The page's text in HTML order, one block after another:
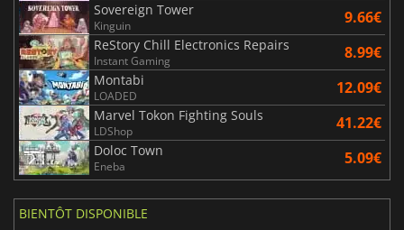
Sovereign Tower
Kinguin 9.66€
ReStory Chill Electronics Repairs
Instant Gaming 8.99€
Montabi
LOADED 12.09€
Marvel Tokon Fighting Souls
LDShop 41.22€
Doloc Town
Eneba 5.09€
BIENTÔT DISPONIBLE